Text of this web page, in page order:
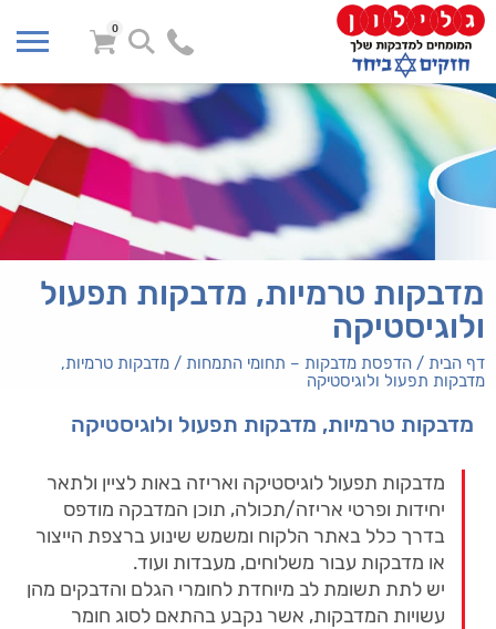
0
מדבקות טרמיות, מדבקות תפעול
ולוגיסטיקה
דף הבית / הדפסת מדבקות – תחומי התמחות / מדבקות טרמיות,
מדבקות תפעול ולוגיסטיקה
מדבקות טרמיות, מדבקות תפעול ולוגיסטיקה
מדבקות תפעול לוגיסטיקה ואריזה באות לציין ולתאר
יחידות ופרטי אריזה/תכולה, תוכן המדבקה מודפס
בדרך כלל באתר הלקוח ומשמש שינוע ברצפת הייצור
או מדבקות עבור משלוחים, מעבדות ועוד.
יש לתת תשומת לב מיוחדת לחומרי הגלם והדבקים מהן
עשויות המדבקות, אשר נקבע בהתאם לסוג חומר